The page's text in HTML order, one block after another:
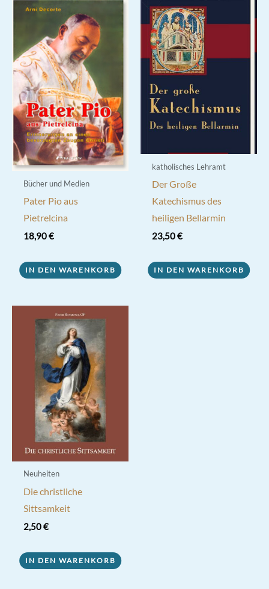
Bücher und Medien
Pater Pio aus
Pietrelcina
18,90€
IN DEN WARENKORB
katholisches Lehramt
Der Große
Katechismus des
heiligen Bellarmin
23,50€
IN DEN WARENKORB
Neuheiten
Die christliche
Sittsamkeit
2,50€
IN DEN WARENKORB